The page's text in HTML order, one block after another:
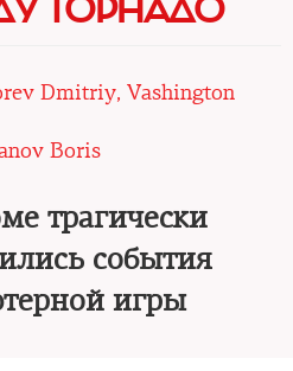
Dmitriy, Vashington
Boris
трагически
события
игры